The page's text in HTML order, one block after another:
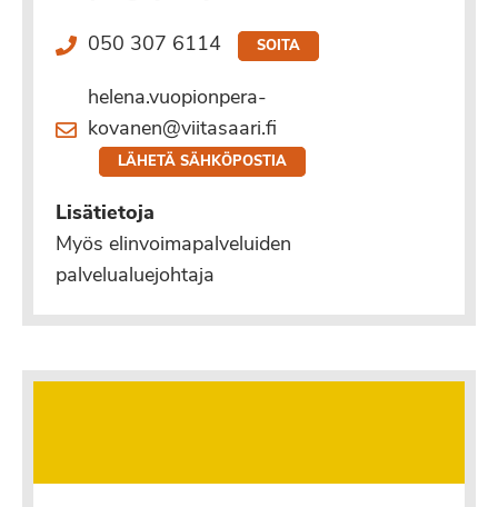
050 307 6114 SOITA
helena.vuopionpera-
kovanen@viitasaari.fi
LÄHETÄ SÄHKÖPOSTIA
Lisätietoja
Myös elinvoimapalveluiden
palvelualuejohtaja